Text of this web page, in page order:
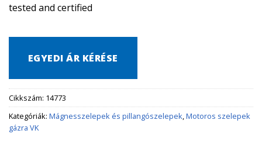
tested and certified
EGYEDI ÁR KÉRÉSE
Cikkszám: 14773
Kategóriák: Mágnesszelepek és pillangószelepek,Motoros szelepek
gázra VK